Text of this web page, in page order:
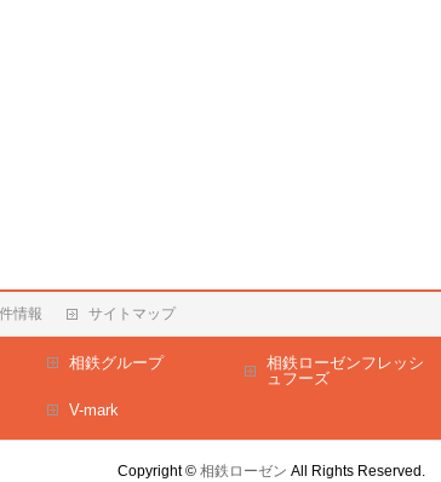
情報 サイトマップ
相鉄グループ
相鉄ローゼンフレッシ
ュフーズ
V-mark
Copyright © 相鉄ローゼン All Rights Reserved.